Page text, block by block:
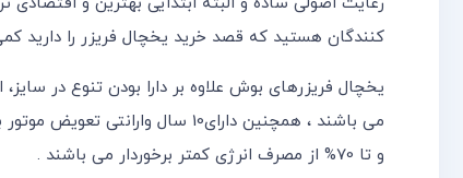
کنندگان هستید که قصد خرید یخچال فریزر را دارید
یخچال فریزرهای بوش علاوه بر دارا بودن تنوع در
می باشند ، همچنین دارای10
و تا 70% از مصرف انرژی کمتر برخوردار می باشند .